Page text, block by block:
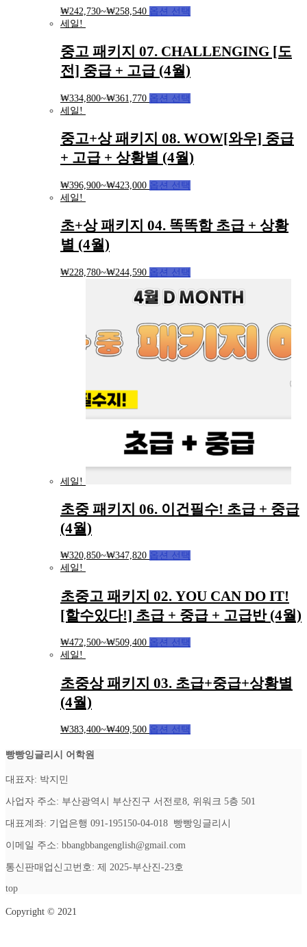
₩242,730~₩258,540 옵션 선택
세일!
중고 패키지 07. CHALLENGING [도
전] 중급 + 고급 (4월)
₩334,800~₩361,770 옵션 선택
세일!
중고+상 패키지 08. WOW[와우] 중급
+ 고급 + 상황별 (4월)
₩396,900~₩423,000 옵션 선택
세일!
초+상 패키지 04. 똑똑함 초급 + 상황
별 (4월)
₩228,780~₩244,590 옵션 선택
세일!
초중 패키지 06. 이건필수! 초급 + 중급
(4월)
₩320,850~₩347,820 옵션 선택
세일!
초중고 패키지 02. YOU CAN DO IT!
[할수있다!] 초급 + 중급 + 고급반 (4월)
₩472,500~₩509,400 옵션 선택
세일!
초중상 패키지 03. 초급+중급+상황별
(4월)
₩383,400~₩409,500 옵션 선택
빵빵잉글리시 어학원
대표자: 박지민
사업자 주소: 부산광역시 부산진구 서전로8, 위워크 5층 501
대표계좌: 기업은행 091-195150-04-018 빵빵잉글리시
이메일 주소: bbangbbangenglish@gmail.com
통신판매업신고번호: 제 2025-부산진-23호
top
Copyright © 2021